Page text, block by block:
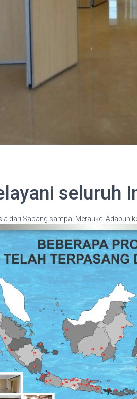
seluruh
dari Sabang sampai Merauke. Adapun